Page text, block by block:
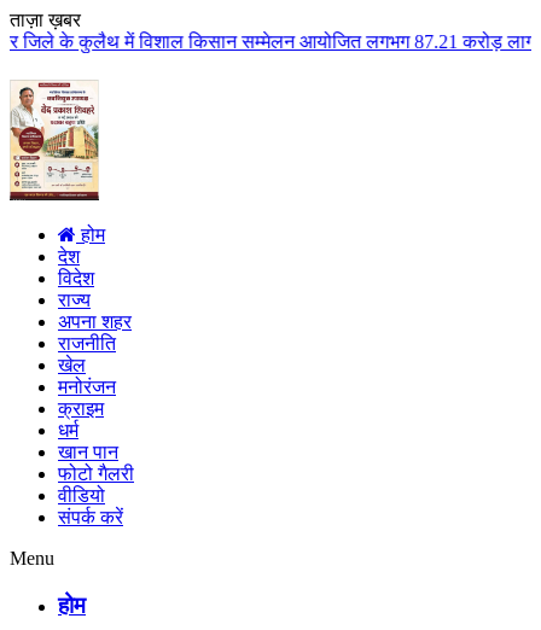
ताज़ा ख़बर
सम्मेलन आयोजित लगभग 87.21 करोड़ लागत के 41 विकास
होम
देश
विदेश
राज्य
अपना शहर
राजनीति
खेल
मनोरंजन
क्राइम
धर्म
खान पान
फोटो गैलरी
वीडियो
संपर्क करें
Menu
होम